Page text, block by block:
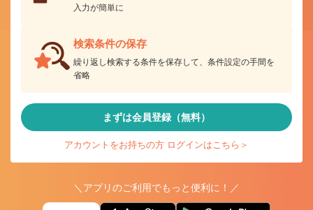
入力が簡単に
検索条件の保存
繰り返し検索する条件を保存して、条件設定の手間を
省略
まずは会員登録（無料）
アカウントをお持ちの方 ログインはこちら＞
＼アプリのご利用でもっと便利に！／